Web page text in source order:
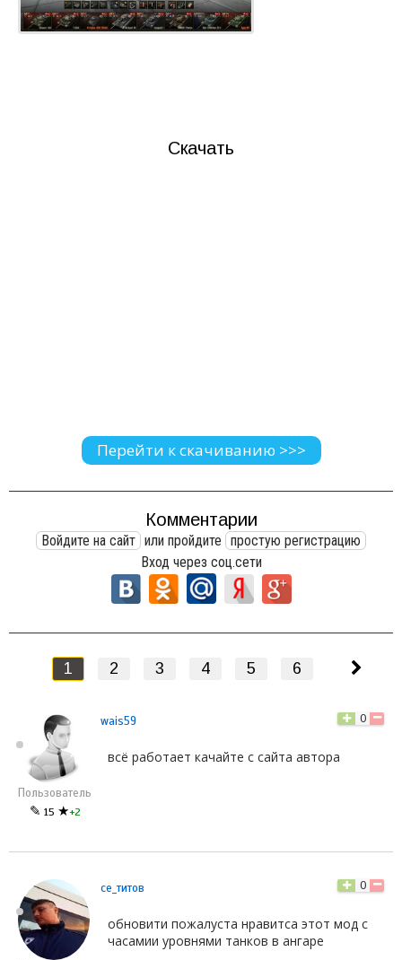
Скачать
Перейти к скачиванию >>>
Комментарии
Войдите на сайт или пройдите простую регистрацию
Вход через соц.сети
1 2 3 4 5 6
Пользователь
✎ 15 ★+2
wais59 0
всё работает качайте с сайта автора
се_титов 0
обновити пожалуста нравитса этот мод с
часамии уровнями танков в ангаре